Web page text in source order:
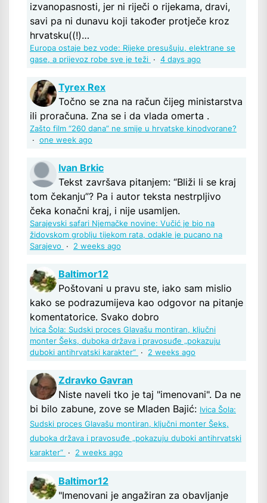
izvanopasnosti, jer ni riječi o rijekama, dravi,
savi pa ni dunavu koji također protječe kroz
hrvatsku((!)…
Europa ostaje bez vode: Rijeke presušuju, elektrane se
gase, a prijevoz robe sve je teži · 4 days ago
Tyrex Rex
Točno se zna na račun čijeg ministarstva
ili proračuna. Zna se i da vlada omerta .
Zašto film “260 dana” ne smije u hrvatske kinodvorane?
· one week ago
Ivan Brkic
Tekst završava pitanjem: “Bliži li se kraj
tom čekanju”? Pa i autor teksta nestrpljivo
čeka konačni kraj, i nije usamljen.
Sarajevski safari Njemačke novine: Vučić je bio na
židovskom groblju tijekom rata, odakle je pucano na
Sarajevo
· 2 weeks ago
Baltimor12
Poštovani u pravu ste, iako sam mislio
kako se podrazumijeva kao odgovor na pitanje
komentatorice. Svako dobro
Ivica Šola: Sudski proces Glavašu montiran, ključni
monter Šeks, duboka država i pravosuđe „pokazuju
duboki antihrvatski karakter“ · 2 weeks ago
Zdravko Gavran
Niste naveli tko je taj "imenovani". Da ne
bi bilo zabune, zove se Mladen Bajić: Ivica Šola:
Sudski proces Glavašu montiran, ključni monter Šeks,
duboka država i pravosuđe „pokazuju duboki antihrvatski
karakter“ · 2 weeks ago
Baltimor12
"Imenovani je angažiran za obavljanje